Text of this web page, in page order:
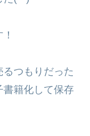
つもりだった
籍化して保存